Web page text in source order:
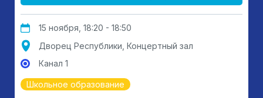
15 ноября, 18:20 - 18:50
Дворец Республики, Концертный зал
Канал 1
Школьное образование